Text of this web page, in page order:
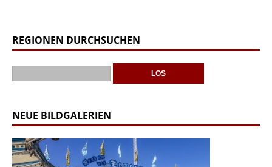
REGIONEN DURCHSUCHEN
NEUE BILDGALERIEN